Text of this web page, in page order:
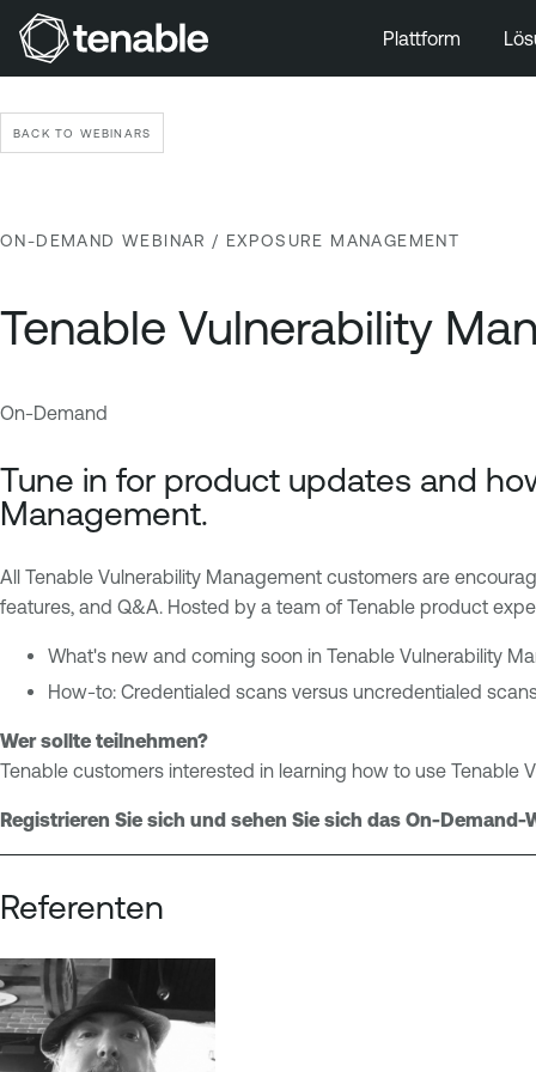
Zum Hauptinhalt wechseln
Plattform
BACK TO WEBINARS
ON-DEMAND WEBINAR / EXPOSURE MANAGEMENT
Tenable Vulnerability
p
o
u
r
M
a
a
e
m
n
u
l
n
n
a
l
e
n
e
u
n
e
a
i
l
i
t
On-Demand
Tune in for product updates and
Management.
All Tenable Vulnerability Management customers are
features, and Q&A. Hosted by a team of Tenable product
What's new and coming soon in Tenable Vulnerability
How-to: Credentialed scans versus uncredentialed
Wer sollte teilnehmen?
Tenable customers interested in learning how to use
Registrieren Sie sich und sehen Sie sich das On-
Referenten